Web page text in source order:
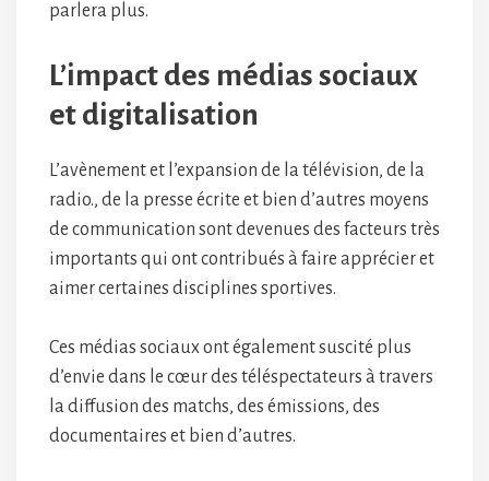
parlera plus.
L’impact des médias sociaux
et digitalisation
L’avènement et l’expansion de la télévision, de la
radio., de la presse écrite et bien d’autres moyens
de communication sont devenues des facteurs très
importants qui ont contribués à faire apprécier et
aimer certaines disciplines sportives.
Ces médias sociaux ont également suscité plus
d’envie dans le cœur des téléspectateurs à travers
la diffusion des matchs, des émissions, des
documentaires et bien d’autres.